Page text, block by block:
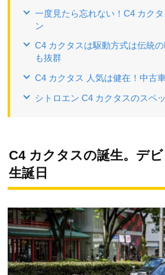
一度見たら忘れない！C4 カク
ン
C4 カクタスは駆動方式は伝統
も抜群
C4 カクタス 人気は健在！中古
シトロエン C4 カクタスのスペ
C4 カクタスの誕生。デ
生誕日